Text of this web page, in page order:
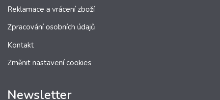
Reklamace a vrácení zboží
Zpracování osobních údajů
Kontakt
Změnit nastavení cookies
Newsletter